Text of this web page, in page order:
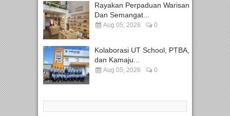
Rayakan Perpaduan Warisan
Dan Semangat...
Aug 05, 2026 0
Kolaborasi UT School, PTBA,
dan Kamaju...
Aug 05, 2026 0